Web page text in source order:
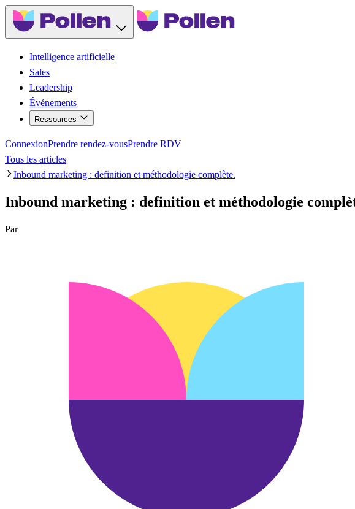
Intelligence artificielle
Sales
Leadership
Événements
Ressources
ConnexionPrendre rendez-vousPrendre RDV
Tous les articles
Inbound marketing : definition et méthodologie complète.
Inbound marketing : definition et méthodologie
Par